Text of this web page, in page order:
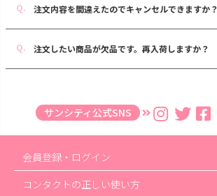
注文内容を間違えたのでキャンセルできますか？
注文したい商品が欠品です。再入荷しますか？
サンシティ公式SNS
会員登録・ログイン
コンタクトの正しい使い方